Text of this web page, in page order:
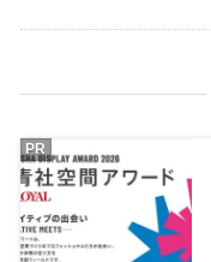
PR